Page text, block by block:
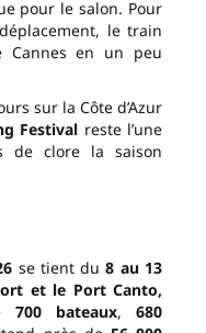
pour le salon. Pour
le train
Cannes en un peu
sur la Côte d’Azur
Festival reste l’une
de clore la saison
se tient du8 au 13
et le Port Canto,
700 bateaux, 680